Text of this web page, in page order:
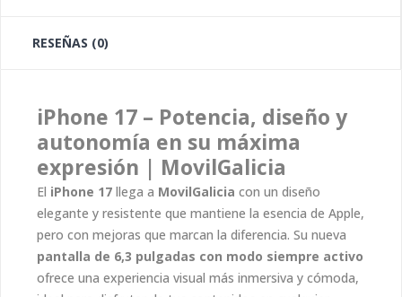
RESEÑAS (0)
iPhone 17 – Potencia, diseño y
autonomía en su máxima
expresión | MovilGalicia
El iPhone 17 llega a MovilGalicia con un diseño
elegante y resistente que mantiene la esencia de Apple,
pero con mejoras que marcan la diferencia. Su nueva
pantalla de 6,3 pulgadas con modo siempre activo
ofrece una experiencia visual más inmersiva y cómoda,